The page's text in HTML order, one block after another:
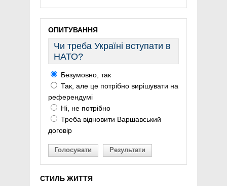
ОПИТУВАННЯ
Чи треба Україні вступати в
НАТО?
Безумовно, так
Так, але це потрібно вирішувати на
референдумі
Ні, не потрібно
Треба відновити Варшавський
договір
Голосувати Результати
СТИЛЬ ЖИТТЯ